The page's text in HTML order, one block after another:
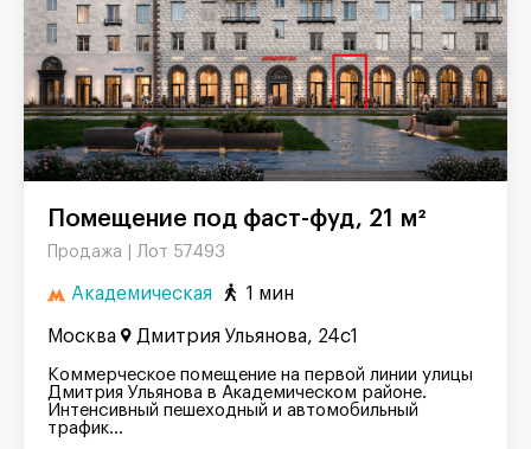
Помещение под фаст-фуд, 21 м²
Продажа | Лот 57493
Академическая 1 мин
Москва Дмитрия Ульянова, 24с1
Коммерческое помещение на первой линии улицы
Дмитрия Ульянова в Академическом районе.
Интенсивный пешеходный и автомобильный
трафик...